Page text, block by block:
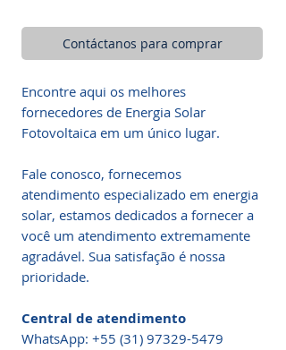
Contáctanos para comprar
Encontre aqui os melhores
fornecedores de Energia Solar
Fotovoltaica em um único lugar.
Fale conosco, fornecemos
atendimento especializado em energia
solar, estamos dedicados a fornecer a
você um atendimento extremamente
agradável. Sua satisfação é nossa
prioridade.
Central de atendimento
WhatsApp: +55 (31) 97329-5479​